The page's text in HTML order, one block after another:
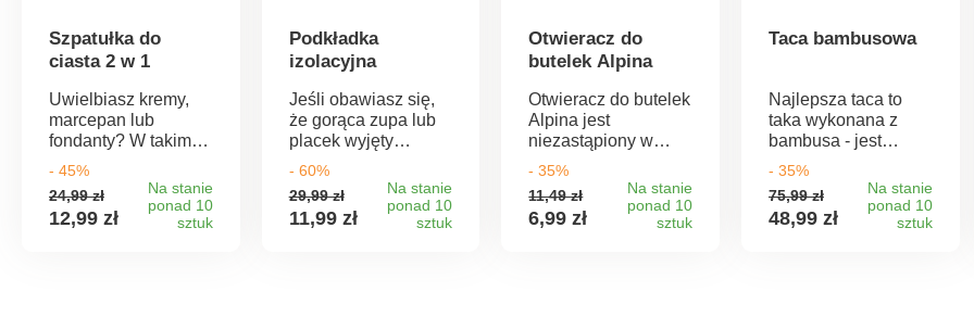
Szpatułka do
ciasta 2 w 1
Uwielbiasz kremy,
marcepan lub
fondanty? W takim
razie potrzebujesz
tej profesjonalnej
packi w 2 rozmiarach
z nieprzywierającą
- 45%
24,99 zł
12,99 zł
Na stanie
ponad 10
sztuk
Podkładka
izolacyjna
Jeśli obawiasz się,
że gorąca zupa lub
placek wyjęty
właśnie z piekarnika
mogą uszkodzić
Twój piękny
drewniany stół,
- 60%
29,99 zł
11,99 zł
Na stanie
ponad 10
sztuk
Otwieracz do
butelek Alpina
Otwieracz do butelek
Alpina jest
niezastąpiony w
domu.
- 35%
11,49 zł
6,99 zł
Na stanie
ponad 10
sztuk
Taca bambusowa
Najlepsza taca to
taka wykonana z
bambusa - jest
ładna, wytrzymała i
wyróżnia ją
wyjątkowo długa
żywotność.
- 35%
75,99 zł
48,99 zł
Na stanie
ponad 10
sztuk